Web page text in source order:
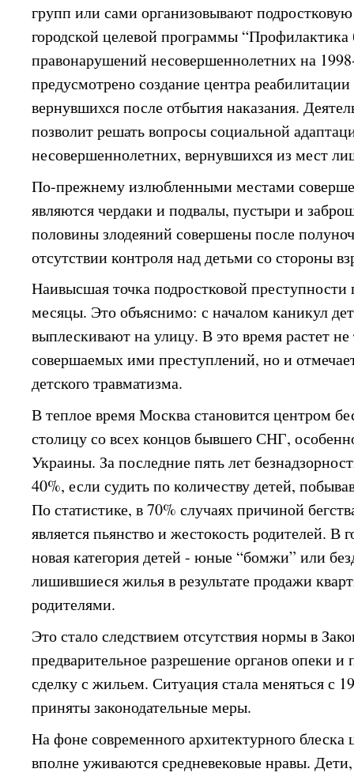
групп или сами организовывают
городской целевой программы “Профилактика
правонарушений несовершеннолетних на
предусмотрено создание центра
вернувшихся после отбытия наказания.
позволит решать вопросы социальной
несовершеннолетних, вернувшихся из мест
По-прежнему излюбленными местами
являются чердаки и подвалы, пустыри и
половины злодеяний совершены после
отсутствии контроля над детьми со стороны
Наивысшая точка подростковой преступности
месяцы. Это объяснимо: с началом каникул
выплескивают на улицу. В это время растет не
совершаемых ими преступлений, но и
детского травматизма.
В теплое время Москва становится центром
столицу со всех концов бывшего СНГ,
Украины. За последние пять лет
40%, если судить по количеству детей,
По статистике, в 70% случаях причиной
является пьянство и жестокость родителей. В
новая категория детей - юные “бомжи” или
лишившиеся жилья в результате продажи
родителями.
Это стало следствием отсутствия нормы в
предварительное разрешение органов опеки и
сделку с жильем. Ситуация стала меняться с
приняты законодательные меры.
На фоне современного архитектурного
вполне уживаются средневековые нравы.